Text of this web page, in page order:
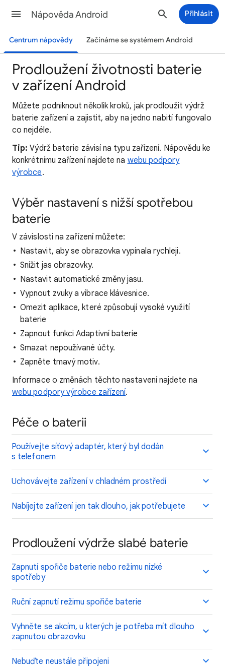
Nápověda Android Přihlásit
Centrum nápovědy Začínáme se systémem Android
Prodloužení životnosti baterie
v zařízení Android
Můžete podniknout několik kroků, jak prodloužit výdrž
baterie zařízení a zajistit, aby na jedno nabití fungovalo
co nejdéle.
Tip: Výdrž baterie závisí na typu zařízení. Nápovědu ke
konkrétnímu zařízení najdete na webu podpory
výrobce.
Výběr nastavení s nižší spotřebou
baterie
V závislosti na zařízení můžete:
Nastavit, aby se obrazovka vypínala rychleji.
Snížit jas obrazovky.
Nastavit automatické změny jasu.
Vypnout zvuky a vibrace klávesnice.
Omezit aplikace, které způsobují vysoké využití
baterie
Zapnout funkci Adaptivní baterie
Smazat nepoužívané účty.
Zapněte tmavý motiv.
Informace o změnách těchto nastavení najdete na
webu podpory výrobce zařízení.
Péče o baterii
Používejte síťový adaptér, který byl dodán
s telefonem
Uchovávejte zařízení v chladném prostředí
Nabíjejte zařízení jen tak dlouho, jak potřebujete
Prodloužení výdrže slabé baterie
Zapnutí spořiče baterie nebo režimu nízké
spotřeby
Ruční zapnutí režimu spořiče baterie
Vyhněte se akcím, u kterých je potřeba mít dlouho
zapnutou obrazovku
Nebuďte neustále připojeni